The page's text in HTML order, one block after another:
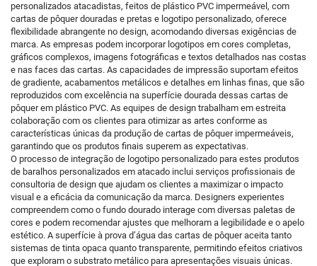
personalizados atacadistas, feitos de plástico PVC impermeável, com
cartas de pôquer douradas e pretas e logotipo personalizado, oferece
flexibilidade abrangente no design, acomodando diversas exigências de
marca. As empresas podem incorporar logotipos em cores completas,
gráficos complexos, imagens fotográficas e textos detalhados nas costas
e nas faces das cartas. As capacidades de impressão suportam efeitos
de gradiente, acabamentos metálicos e detalhes em linhas finas, que são
reproduzidos com excelência na superfície dourada dessas cartas de
pôquer em plástico PVC. As equipes de design trabalham em estreita
colaboração com os clientes para otimizar as artes conforme as
características únicas da produção de cartas de pôquer impermeáveis,
garantindo que os produtos finais superem as expectativas.
O processo de integração de logotipo personalizado para estes produtos
de baralhos personalizados em atacado inclui serviços profissionais de
consultoria de design que ajudam os clientes a maximizar o impacto
visual e a eficácia da comunicação da marca. Designers experientes
compreendem como o fundo dourado interage com diversas paletas de
cores e podem recomendar ajustes que melhoram a legibilidade e o apelo
estético. A superfície à prova d’água das cartas de pôquer aceita tanto
sistemas de tinta opaca quanto transparente, permitindo efeitos criativos
que exploram o substrato metálico para apresentações visuais únicas.